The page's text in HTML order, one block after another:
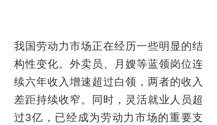
我国劳动力市场正在经历一些明显的结
构性变化。外卖员、月嫂等蓝领岗位连
续六年收入增速超过白领，两者的收入
差距持续收窄。同时，灵活就业人员超
过3亿，已经成为劳动力市场的重要支